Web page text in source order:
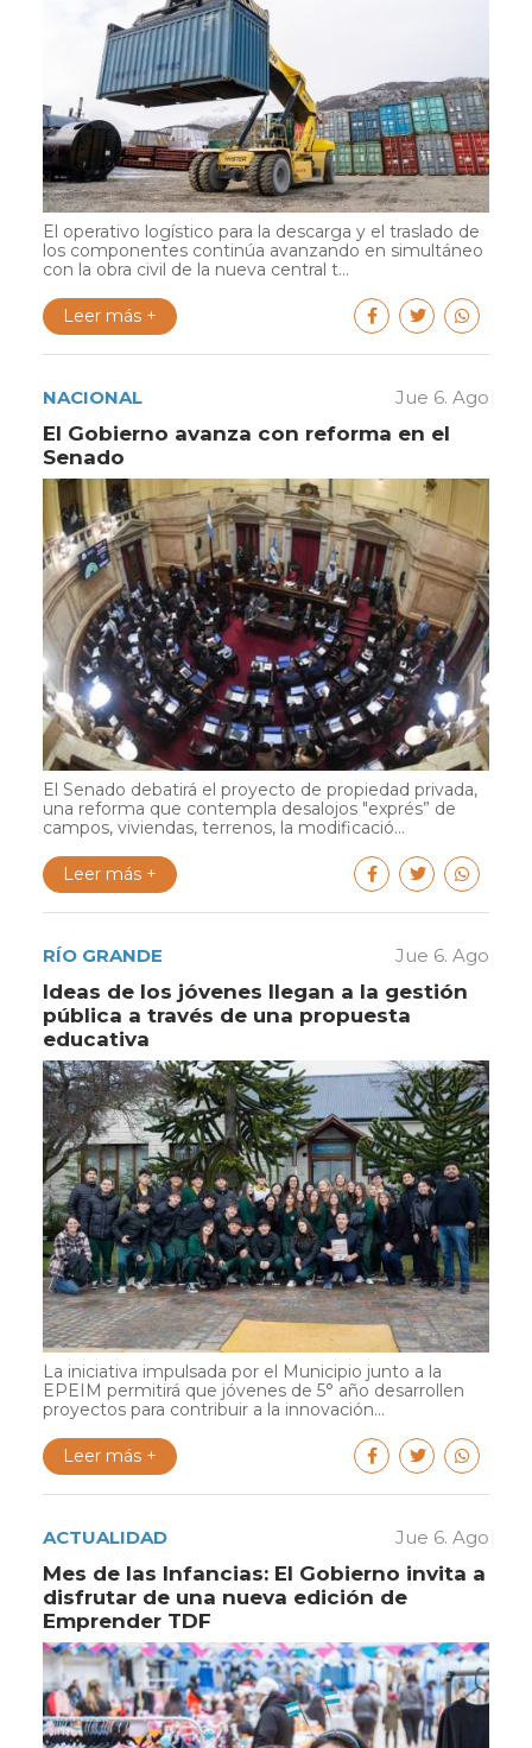
El operativo logístico para la descarga y el traslado de
los componentes continúa avanzando en simultáneo
con la obra civil de la nueva central t...
Leer más +
NACIONAL Jue 6. Ago
El Gobierno avanza con reforma en el
Senado
El Senado debatirá el proyecto de propiedad privada,
una reforma que contempla desalojos "exprés” de
campos, viviendas, terrenos, la modificació...
Leer más +
RÍO GRANDE Jue 6. Ago
Ideas de los jóvenes llegan a la gestión
pública a través de una propuesta
educativa
La iniciativa impulsada por el Municipio junto a la
EPEIM permitirá que jóvenes de 5° año desarrollen
proyectos para contribuir a la innovación...
Leer más +
ACTUALIDAD Jue 6. Ago
Mes de las Infancias: El Gobierno invita a
disfrutar de una nueva edición de
Emprender TDF